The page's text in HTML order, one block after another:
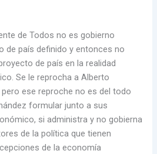
de Todos no es gobierno
de país definido y entonces no
de país en la realidad
Se le reprocha a Alberto
ese reproche no es del todo
formular junto a sus
si administra y no gobierna
de la política que tienen
de la economía